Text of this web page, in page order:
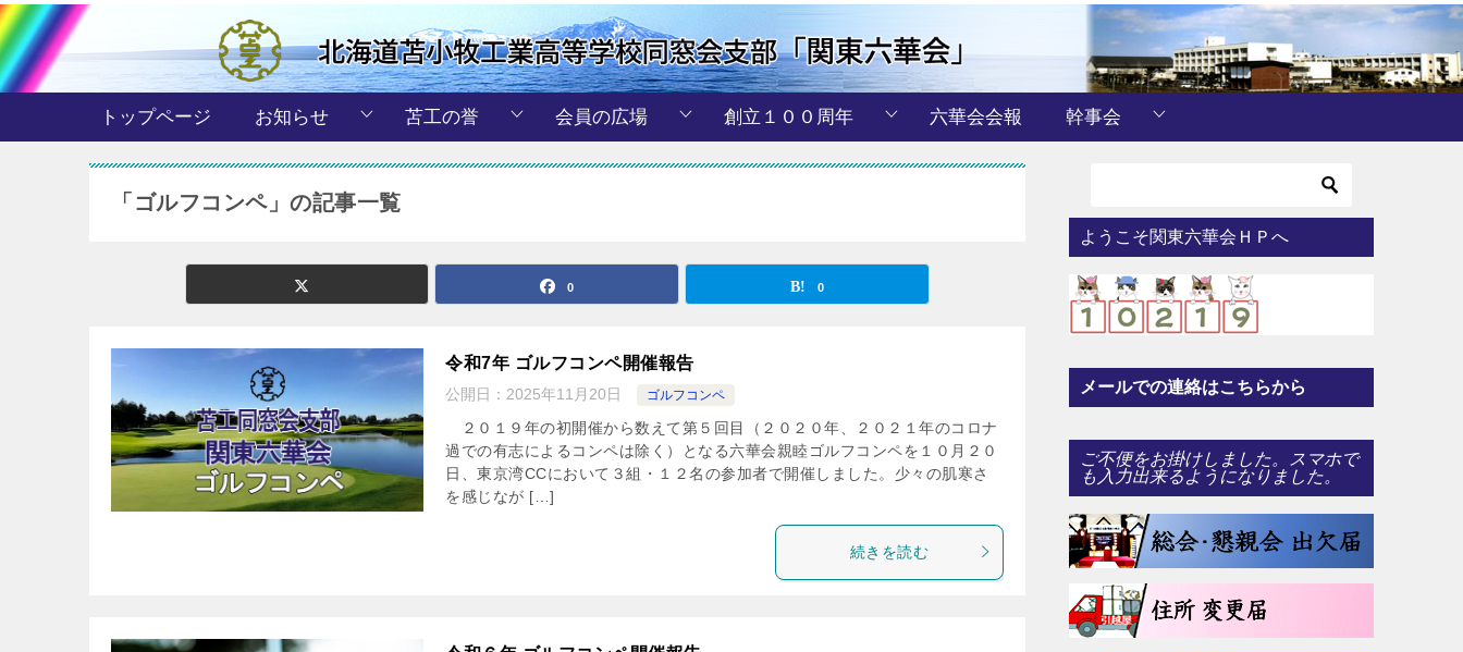
トップページ お知らせ 苫工の誉 会員の広場 創立１００周年 六華会会報 幹事会
「ゴルフコンペ」の記事一覧
0 0
令和7年 ゴルフコンペ開催報告
公開日： 2025年11月20日 ゴルフコンペ
２０１９年の初開催から数えて第５回目（２０２０年、２０２１年のコロナ
過での有志によるコンペは除く）となる六華会親睦ゴルフコンペを１０月２０
日、東京湾CCにおいて３組・１２名の参加者で開催しました。少々の肌寒さ
を感じなが […]
続きを読む
ようこそ関東六華会ＨＰへ
メールでの連絡はこちらから
ご不便をお掛けしました。スマホで
も入力出来るようになりました。